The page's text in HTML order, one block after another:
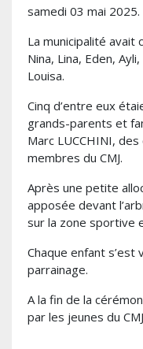
samedi 03 mai 2025.
La municipalité avait
Nina, Lina, Eden,
Louisa.
Cinq d’entre eux
grands-parents et
Marc LUCCHINI,
membres du CMJ.
Après une petite
apposée devant
sur la zone sportive
Chaque enfant
parrainage.
A la fin de la
par les jeunes du